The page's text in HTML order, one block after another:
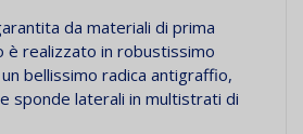
da materiali di prima
è realizzato in robustissimo
bellissimo radica antigraffio,
sponde laterali in multistrati di